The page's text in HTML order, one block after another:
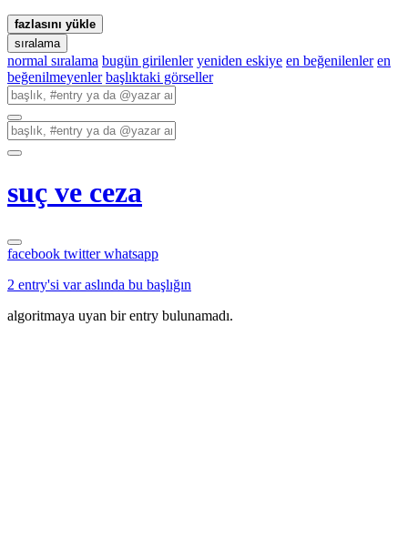
fazlasını yükle
sıralama
normal sıralama bugün girilenler yeniden eskiye en beğenilenler en
beğenilmeyenler başlıktaki görseller
suç ve ceza
facebook twitterwhatsapp
2 entry'si var aslında bu başlığın
algoritmaya uyan bir entry bulunamadı.